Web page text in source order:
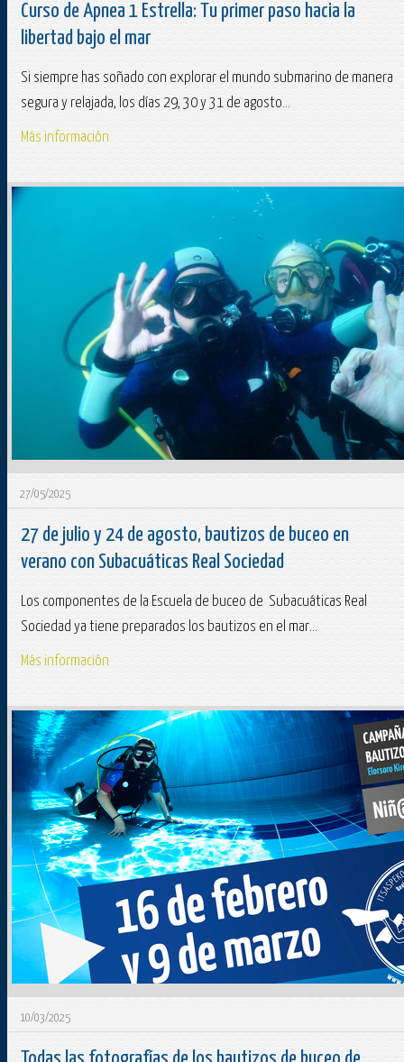
Curso de Apnea 1 Estrella: Tu primer paso hacia la
libertad bajo el mar
Si siempre has soñado con explorar el mundo submarino de manera
segura y relajada, los días 29, 30 y 31 de agosto...
Más información
27/05/2025
27 de julio y 24 de agosto, bautizos de buceo en
verano con Subacuáticas Real Sociedad
Los componentes de la Escuela de buceo de Subacuáticas Real
Sociedad ya tiene preparados los bautizos en el mar...
Más información
10/03/2025